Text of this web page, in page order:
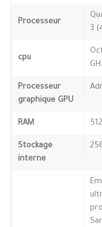
Processeur
3
cpu
Processeur
graphique GPU
RAM
Stockage
interne